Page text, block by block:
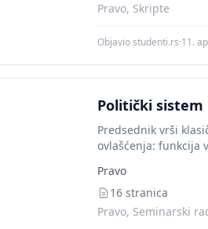
Pravo, Skripte
Objavio studenti.rs·11.
Politički sistem
Predsednik vrši
ovlašćenja: funkcija
Pravo
16 stranica
Pravo, Seminarski